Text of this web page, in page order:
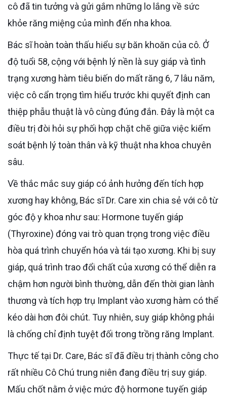
cô đã tin tưởng và gửi gắm những lo lắng về sức
khỏe răng miệng của mình đến nha khoa.
Bác sĩ hoàn toàn thấu hiểu sự băn khoăn của cô. Ở
độ tuổi 58, cộng với bệnh lý nền là suy giáp và tình
trạng xương hàm tiêu biến do mất răng 6, 7 lâu năm,
việc cô cẩn trọng tìm hiểu trước khi quyết định can
thiệp phẫu thuật là vô cùng đúng đắn. Đây là một ca
điều trị đòi hỏi sự phối hợp chặt chẽ giữa việc kiểm
soát bệnh lý toàn thân và kỹ thuật nha khoa chuyên
sâu.
Về thắc mắc suy giáp có ảnh hưởng đến tích hợp
xương hay không, Bác sĩ Dr. Care xin chia sẻ với cô từ
góc độ y khoa như sau: Hormone tuyến giáp
(Thyroxine) đóng vai trò quan trọng trong việc điều
hòa quá trình chuyển hóa và tái tạo xương. Khi bị suy
giáp, quá trình trao đổi chất của xương có thể diễn ra
chậm hơn người bình thường, dẫn đến thời gian lành
thương và tích hợp trụ Implant vào xương hàm có thể
kéo dài hơn đôi chút. Tuy nhiên, suy giáp không phải
là chống chỉ định tuyệt đối trong trồng răng Implant.
Thực tế tại Dr. Care, Bác sĩ đã điều trị thành công cho
rất nhiều Cô Chú trung niên đang điều trị suy giáp.
Mấu chốt nằm ở việc mức độ hormone tuyến giáp